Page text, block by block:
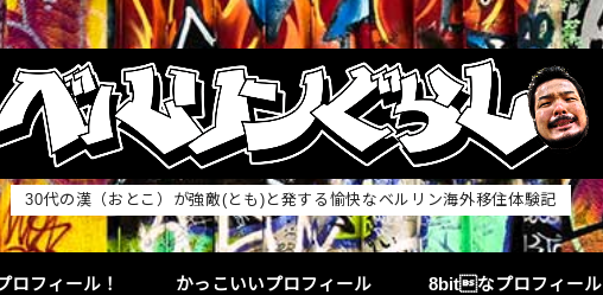
30代の漢（おとこ）が強敵(とも)と発する愉快なベルリン海外移住体験記
ロフィール！ かっこいいプロフィール 8bitなプロフィール